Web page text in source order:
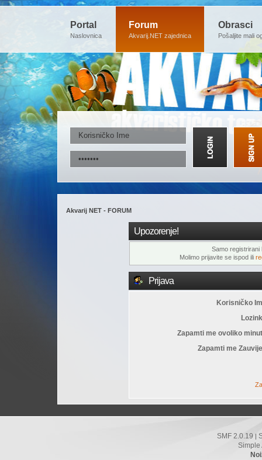
Portal
Naslovnica
Forum
Akvarij.NET zajednica
Obrasci
Pošaljite mali
Akvarij NET - FORUM
Upozorenje!
Samo registrirani
Molimo prijavite se ispod ili
Prijava
Korisničko
Zapamti me ovoliko
Zapamti me
SMF 2.0.19
Simple